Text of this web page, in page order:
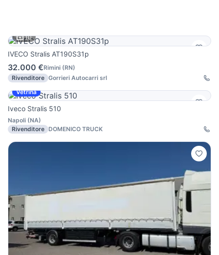
10
IVECO Stralis AT190S31p
32.000 €Rimini (RN)
Rivenditore Gorrieri Autocarri srl
Vetrina
Iveco Stralis 510
Napoli (NA)
Rivenditore DOMENICO TRUCK